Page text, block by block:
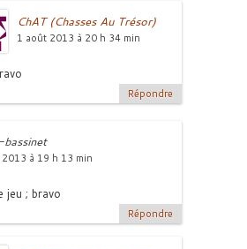
ChAT (Chasses Au Trésor)
1 août 2013 à 20 h 34 min
Répondre
à 19 h 13 min
jeu ; bravo
Répondre